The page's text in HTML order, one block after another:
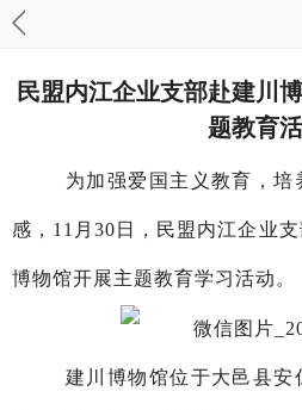
民盟内江企业支部赴建川
题教育
为加强爱国主义教育，
感，11月30日，民盟内江企业
博物馆开展主题教育学习活动。
建川博物馆位于大邑县安